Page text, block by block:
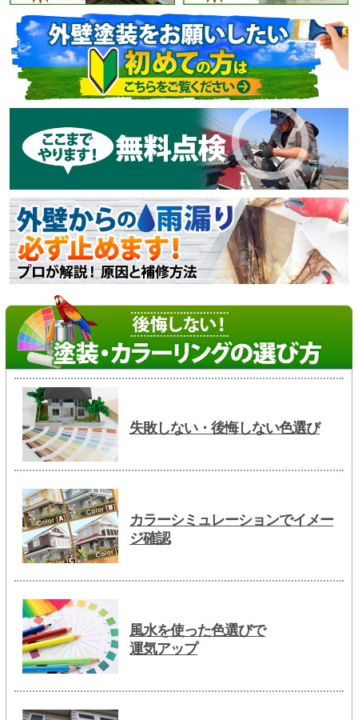
失敗しない・後悔しない色選び
カラーシミュレーションでイメー
ジ確認
風水を使った色選びで
運気アップ